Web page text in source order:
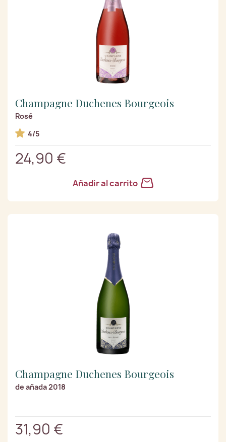
Champagne Duchenes Bourgeois
Rosé
4/5
24,90 €
Añadir al carrito
Champagne Duchenes Bourgeois
de añada 2018
31,90 €